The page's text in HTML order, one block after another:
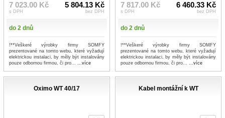
7 023.00 Kč
s DPH
5 804.13 Kč
bez DPH
do 2 dnů
!**Veškeré výrobky firmy SOMFY
prezentované na tomto webu, které vyžadují
elektrickou instalaci, by měly být instalovány
pouze odbornou firmou, či pro... ...více
7 817.00 Kč
s DPH
6 460.33 Kč
bez DPH
do 2 dnů
!**Veškeré výrobky firmy SOMFY
prezentované na tomto webu, které vyžadují
elektrickou instalaci, by měly být instalovány
pouze odbornou firmou, či pro... ...více
Oximo WT 40/17 Kabel montážní k WT